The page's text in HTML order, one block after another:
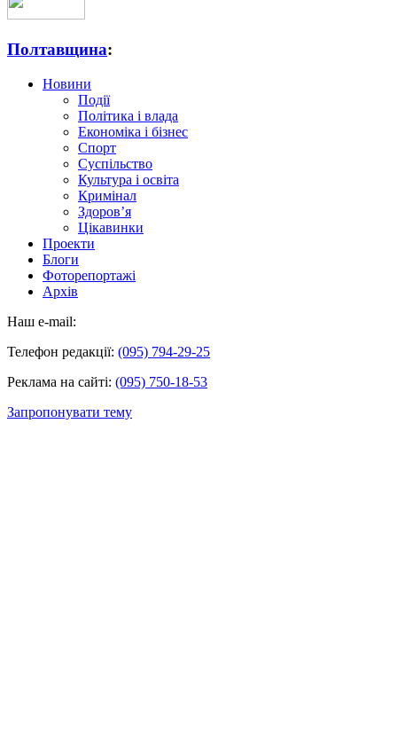
Полтавщина:
Новини
Події
Політика і влада
Економіка і бізнес
Спорт
Суспільство
Культура і освіта
Кримінал
Здоров’я
Цікавинки
Проекти
Блоги
Фоторепортажі
Архів
Наш e-mail:
Телефон редакції: (095) 794-29-25
Реклама на сайті: (095) 750-18-53
Запропонувати тему